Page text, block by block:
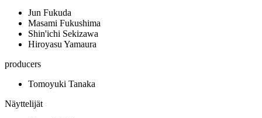
Jun Fukuda
Masami Fukushima
Shin'ichi Sekizawa
Hiroyasu Yamaura
producers
Tomoyuki Tanaka
Näyttelijät